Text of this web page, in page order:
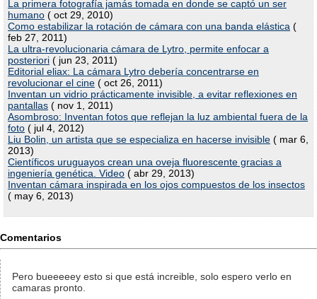
La primera fotografía jamás tomada en donde se captó un ser
humano ( oct 29, 2010)
Como estabilizar la rotación de cámara con una banda elástica (
feb 27, 2011)
La ultra-revolucionaria cámara de Lytro, permite enfocar a
posteriori ( jun 23, 2011)
Editorial eliax: La cámara Lytro debería concentrarse en
revolucionar el cine ( oct 26, 2011)
Inventan un vidrio prácticamente invisible, a evitar reflexiones en
pantallas ( nov 1, 2011)
Asombroso: Inventan fotos que reflejan la luz ambiental fuera de la
foto ( jul 4, 2012)
Liu Bolin, un artista que se especializa en hacerse invisible ( mar 6,
2013)
Científicos uruguayos crean una oveja fluorescente gracias a
ingeniería genética. Video ( abr 29, 2013)
Inventan cámara inspirada en los ojos compuestos de los insectos
( may 6, 2013)
Comentarios
Pero bueeeeey esto si que está increible, solo espero verlo en
camaras pronto.